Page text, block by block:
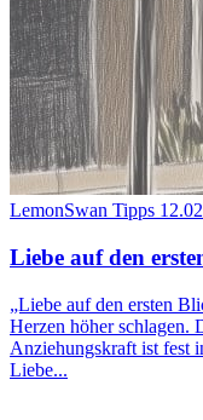
LemonSwan Tipps
Liebe auf den
„Liebe auf den ersten
Herzen höher schlagen.
Anziehungskraft ist fest
Liebe...